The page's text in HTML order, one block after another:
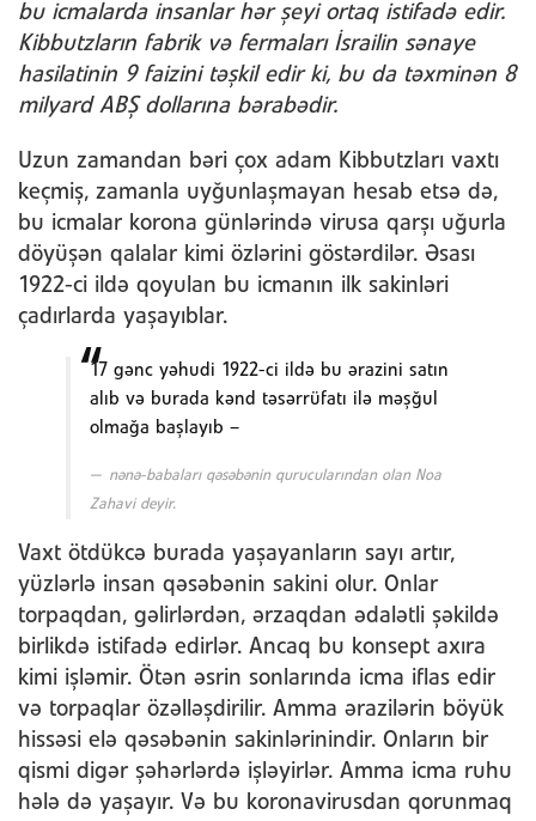
bu icmalarda insanlar hər şeyi ortaq istifadə edir.
Kibbutzların fabrik və fermaları İsrailin sənaye
hasilatinin 9 faizini təşkil edir ki, bu da təxminən 8
milyard ABŞ dollarına bərabədir.
Uzun zamandan bəri çox adam Kibbutzları vaxtı
keçmiş, zamanla uyğunlaşmayan hesab etsə də,
bu icmalar korona günlərində virusa qarşı uğurla
döyüşən qalalar kimi özlərini göstərdilər. Əsası
1922-ci ildə qoyulan bu icmanın ilk sakinləri
çadırlarda yaşayıblar.
17 gənc yəhudi 1922-ci ildə bu ərazini satın
alıb və burada kənd təsərrüfatı ilə məşğul
olmağa başlayıb –
nənə-babaları qəsəbənin qurucularından olan Noa
Zahavi deyir.
Vaxt ötdükcə burada yaşayanların sayı artır,
yüzlərlə insan qəsəbənin sakini olur. Onlar
torpaqdan, gəlirlərdən, ərzaqdan ədalətli şəkildə
birlikdə istifadə edirlər. Ancaq bu konsept axıra
kimi işləmir. Ötən əsrin sonlarında icma iflas edir
və torpaqlar özəlləşdirilir. Amma ərazilərin böyük
hissəsi elə qəsəbənin sakinlərinindir. Onların bir
qismi digər şəhərlərdə işləyirlər. Amma icma ruhu
hələ də yaşayır. Və bu koronavirusdan qorunmaq